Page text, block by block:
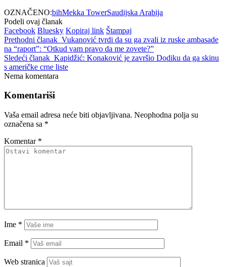
OZNAČENO:bihMekka TowerSaudijska Arabija
Podeli ovaj članak
Facebook Bluesky Kopiraj link Štampaj
Prethodni članak Vukanović tvrdi da su ga zvali iz ruske ambasade
na “raport”: “Otkud vam pravo da me zovete?”
Sledeći članak Kapidžić: Konaković je završio Dodiku da ga skinu
s američke crne liste
Nema komentara
Komentariši
Vaša email adresa neće biti objavljivana. Neophodna polja su
označena sa *
Komentar *
Ime *
Email *
Web stranica